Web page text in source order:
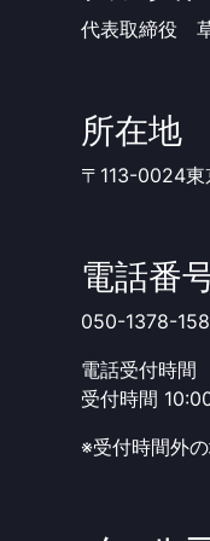
代表取締役
所在地
〒113-0024
電話番
050-1378-
電話受付時間
受付時間
※受付時間外